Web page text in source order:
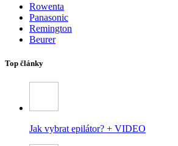
Rowenta
Panasonic
Remington
Beurer
Top články
Jak vybrat epilátor? + VIDEO